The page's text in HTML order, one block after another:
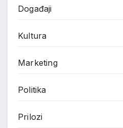
Događaji
Kultura
Marketing
Politika
Prilozi